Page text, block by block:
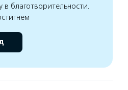
благотворительности.